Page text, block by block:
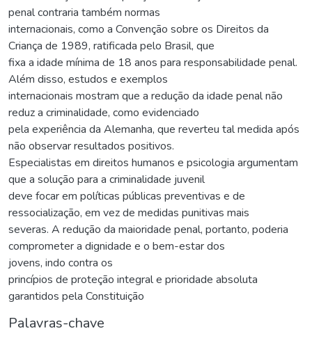
penal contraria também normas
internacionais, como a Convenção sobre os Direitos da
Criança de 1989, ratificada pelo Brasil, que
fixa a idade mínima de 18 anos para responsabilidade penal.
Além disso, estudos e exemplos
internacionais mostram que a redução da idade penal não
reduz a criminalidade, como evidenciado
pela experiência da Alemanha, que reverteu tal medida após
não observar resultados positivos.
Especialistas em direitos humanos e psicologia argumentam
que a solução para a criminalidade juvenil
deve focar em políticas públicas preventivas e de
ressocialização, em vez de medidas punitivas mais
severas. A redução da maioridade penal, portanto, poderia
comprometer a dignidade e o bem-estar dos
jovens, indo contra os
princípios de proteção integral e prioridade absoluta
garantidos pela Constituição
Palavras-chave